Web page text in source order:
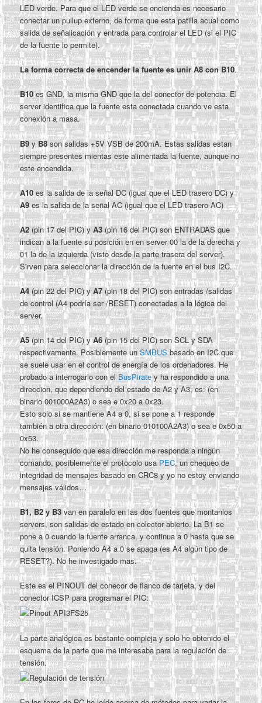
LED verde. Para que el LED verde se encienda es necesario
conectar un pullup externo, de forma que esta patilla acual como
salida de señalicación y entrada para controlar el LED (si el PIC
de la fuente lo permite).
La forma correcta de encender la fuente es unir A8 con B10.
B10es GND, la misma GND que la del conector de potencia. El
server identifica que la fuente esta conectada cuando ve esta
conexión a masa.
B9yB8son salidas +5V VSB de 200mA. Estas salidas estan
siempre presentes mientas este alimentada la fuente, aunque no
este encendida.
A10es la salida de la señal DC (igual que el LED trasero DC) y
A9es la salida de la señal AC (igual que el LED trasero AC)
A2(pin 17 del PIC) yA3(pin 16 del PIC) son ENTRADAS que
indican a la fuente su posición en en server 00 la de la derecha y
01 la de la izquierda (visto desde la parte trasera del server).
Sirven para seleccionar la dirección de la fuente en el bus I2C.
A4(pin 22 del PIC) yA7(pin 18 del PIC) son entradas /salidas
de control (A4 podría ser /RESET) conectadas a la lógica del
server.
A5(pin 14 del PIC) yA6(pin 15 del PIC) son SCL y SDA
respectivamente. Posiblemente unSMBUSbasado en I2C que
se suele usar en el control de energía de los ordenadores. He
probado a interrogarlo con elBusPiratey ha respondido a una
direccion, que dependiendo del estado de A2 y A3, es: (en
binario 001000A2A3) o sea e 0x20 a 0x23.
Esto solo si se mantiene A4 a 0, si se pone a 1 responde
también a otra dirección: (en binario 010100A2A3) o sea e 0x50 a
0x53.
No he conseguido que esa dirección me responda a ningún
comando, posiblemente el protocolo usaPEC, un chequeo de
integridad de mensajes basado en CRC8 y yo no estoy enviando
mensajes válidos…
B1, B2 y B3van en paralelo en las dos fuentes que montanlos
servers, son salidas de estado en colector abierto. La B1 se
pone a 0 cuando la fuente arranca, y continua a 0 hasta que se
quita tensión. Poniendo A4 a 0 se apaga (es A4 algún tipo de
RESET?). No he investigado mas.
Este es el PINOUT del conecor de flanco de tarjeta, y del
conector ICSP para programar el PIC:
La parte analógica es bastante compleja y solo he obtenido el
esquema de la parte que me interesaba para la regulación de
tensión.